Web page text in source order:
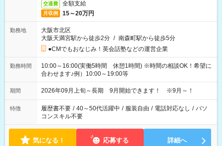
交通費 全額支給
月収例 15～20万円
勤務地
大阪市北区
大阪天満宮駅から徒歩2分 / 南森町駅から徒歩5分
●CMでもおなじみ！英会話塾などの運営企業
勤務時間
10:00～16:00(実働5時間 休憩1時間) ※時間の相談OK！希望に
合わせます♪例）10:00～19:00等
期間 2026年09月上旬～長期 9月開始できます！ ※9月～！
特徴 履歴書不要 / 40～50代活躍中 / 服装自由 / 電話対応なし / パソ
コンスキル不要
気になる！ 応募する 詳細へ